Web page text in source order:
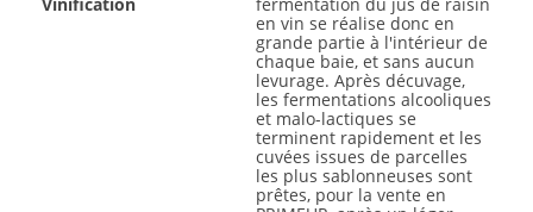
en vin se réalise donc en
grande partie à l'intérieur de
chaque baie, et sans aucun
levurage. Après décuvage,
les fermentations alcooliques
et malo-lactiques se
terminent rapidement et les
cuvées issues de parcelles
les plus sablonneuses sont
prêtes, pour la vente en